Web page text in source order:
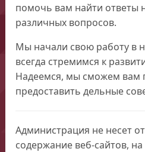
помочь вам найти ответы
различных вопросов.
Мы начали свою работу в
всегда стремимся к
Надеемся, мы сможем вам
предоставить дельные
Администрация не несет
содержание веб-сайтов,